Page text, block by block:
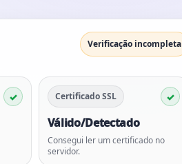
Verificação incompleta
Certificado SSL
Válido/Detectado
Consegui ler um certificado no
servidor.